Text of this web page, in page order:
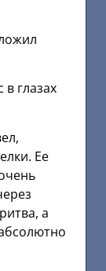
глазах
Ее
а